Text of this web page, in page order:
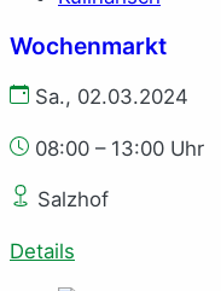
Wochenmarkt
Sa., 02.03.2024
08:00 – 13:00 Uhr
Salzhof
Details